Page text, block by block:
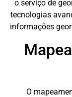
o serviço de
tecnologias
informações
O